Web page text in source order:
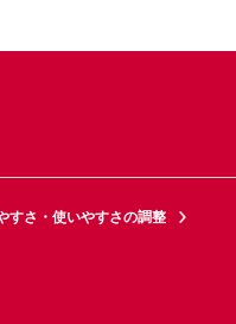
すさ・使いやすさの調整